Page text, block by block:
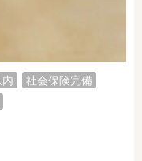
社会保険完備
保育園